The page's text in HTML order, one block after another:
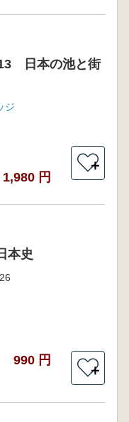
日本の池と街
ジ
1,980 円
＋
本史
990 円
＋